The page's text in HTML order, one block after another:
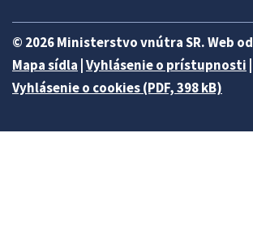
© 2026 Ministerstvo vnútra SR. Web od
Mapa sídla Vyhlásenie o prístupnosti
Vyhlásenie o cookies (PDF, 398 kB)